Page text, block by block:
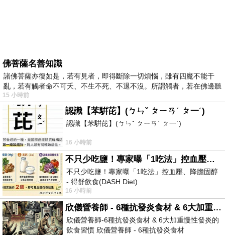
佛菩薩名善知識
諸佛菩薩亦復如是，若有見者，即得斷除一切煩惱，雖有四魔不能干
亂，若有觸者命不可夭、不生不死、不退不沒。所謂觸者，若在佛邊聽
受
15 小時前
認識【苯騈芘】(ㄅㄣˇ ㄆㄧㄢˊ ㄆ一ˊ)
認識【苯騈芘】(ㄅㄣˇ ㄆㄧㄢˊ ㄆ一ˊ)
16 小時前
不只少吃鹽！專家曝「1吃法」控血壓、降膽固醇 - 得舒飲食(DASH Diet)
不只少吃鹽！專家曝「1吃法」控血壓、降膽固醇
- 得舒飲食(DASH Diet)
https://www.facebook.com/dietitiansophia/
posts/157966
16 小時前
欣儀營養師 - 6種抗發炎食材 & 6大加重慢性發炎的飲食習慣
欣儀營養師-6種抗發炎食材 & 6大加重慢性發炎的
飲食習慣 欣儀營養師 - 6種抗發炎食材